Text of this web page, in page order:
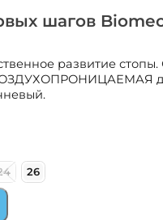
шагов
развитие
для
26